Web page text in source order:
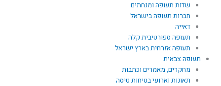
שדות תעופה ומנחתים
חברות תעופה בישראל
דאייה
תעופה ספורטיבית קלה
תעופה אזרחית בארץ ישראל
תעופה צבאית
מחקרים, מאמרים וכתבות
תאונות וארועי בטיחות טיסה